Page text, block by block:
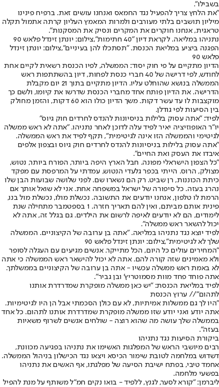
בשבילו".
"את הלחץ צריך להפעיל נגד החמאס ואנחנו עושים זאת. ברפיח פינינו
מיליון תושבים בלתי מעורבים ולמרות המאמץ העליון קרתה אתמול תקלה
טראגית, אנחנו חוקרים את המקרים ונסיק את המסקנות".
נתניהו במליאה. לקראת דיון "40 חתימות",צילום: יונתן זינדל פלאש 90
הפגנה ביציע במליאת הכנסת. "תסתכלו להן בעיניים",צילום: יונתן זינדל
פלאש 90
הדיון מתקיים על פי חוק יסוד: הממשלה, לפיו הכנסת רשאית לקיים אחת
לחודש, לפי דרישה של 40 חברי כנסת לפחות, דיון בהשתתפות ראש
הממשלה בנושא שהוחלט עליו. הדיון מתקיים בתוך 21 יום מקבלת
הדרישה. את הדיון פותח אחד מחברי הכנסת שדרשו את קיומו, ולשם כך
מוקצבות לו עד עשר דקות. משך הדיון כולו הוא 60 דקות, והזמן מחולק
בין הסיעות לפי גודלן.
לפיד: "אתה עסוק בלילות בניסיונות להנדס לחרדים חוק גיוס"
יו"ר האופוזיציה יאיר לפיד עלה לדוכן לאחר נתניהו. "אתה לא ראש ממשלה
לגיטימי והממשלה הזו אינה לגיטימית", תקף לפיד את ראש הממשלה.
"אתה עסוק בלילות בניסיונות להנדס לחרדים חוק גיוס ובצפון אלפים
איבדו את העסק ואת החיים".
"כל הצפון הישראלי מפונה. חבל הארץ היפה ביותר, הפורח ביותר, נטוש,
מצולק, הרוס. הייתי בכפר גלעדי הנטוש, עמדתי על המרפסת עם מפקד
כיתת הכוננות, רן שביט. רק הם נשארו שם. לפני שלושה שבועות הבן שלו
נהרג בעזה. כל סיפורה של ישראל במשפחה אחת. אני לא שואל אותך אם
הרמת לו טלפון, אנחנו יודעים את התשובה. נכשלת מולו, נכשלת מול בנו,
פינית אותם מביתם, ואין להם תאריך חזרה. 1 בספטמבר מתחילה שנת
לימודים, הם לא יודעים לאיפה לרשום את הילדים. גם בגלל זה, אתה לא
יכול להשאר ראש ממשלה".
לפיד יוצא נגד נתניהו במליאה. "אתה בן ערובה של הקיצוניים. הממשלה
שלך לא לגיטימית",צילום: יונתן זינדל פלאש 90
"המחירים עולים כל היום, הכל מתייקר. אנשים מגיעים עם העגלה לסופר
ולא מאמינים שזה קורה להם. אתה לא יכול להישאר ראש הממשלה כי אתה
לא באמת ראש ממשלה עכשיו - אתה בן ערובה של הקיצוניים בממשלתך.
אתה פוחד פחד מוות מסמוטריץ' ובן גביר".
לפיד במליאת הכנסת: "יש כאן ממשלה מופקרת שמדרדרת אותנו
לתהום"// ערוץ הכנסת
"היו לך גם ממשלות אמיתיות, לא עם כולן הסכמתי אבל הן היו לגיטימיות.
אתה יודע ואני יודע שזו ממשלה מופקרת שמדרדרת אותנו לתהום. כל אחד
בממשלה שלך עושה מה שהוא רוצה - שולחים אנשים לשרוף משאיות
בעזה".
ביקורת הסיעות נגד נתניהו
רבים מיושבי הראש של המפלגות האשימו את נתניהו בפגיעה מכוונת,
דשדוש במלחמה לטובת שימור הכיסא ויצאו נגד הכישלון בניהול הממשלה.
אחמד טיבי, בפתח ישיבת הסיעה של מפלגתו, אף האשים את נתניהו
בפשעי מלחמה.
ליברמן: "קורא לסער, לגנץ, ללפיד - בואו נקים חמ"ל משותף על מנת להפיל